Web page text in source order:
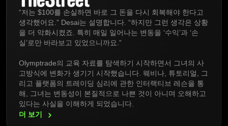
“저는 $100를 손실하면 바로 그 돈을 다시 회복해야 한다고
생각했어요.” Desai는 설명합니다. “하지만 그런 생각은 상황
을 더 악화시켰죠. 특히 매일 일어나는 변동을 ‘수익’과 ‘손
실’로만 바라보고 있었으니까요.”
Olymptrade의 교육 자료를 탐색하기 시작하면서 그녀의 사
고방식에 변화가 생기기 시작했습니다. 웨비나, 튜토리얼, 그
리고 플랫폼의 트레이딩 심리에 관한 인터랙티브 레슨을 통
해, 그녀는 변동성이 본질적으로 나쁜 것이 아니며 오해하고
있다는 사실을 이해하게 되었습니다.
더 보기